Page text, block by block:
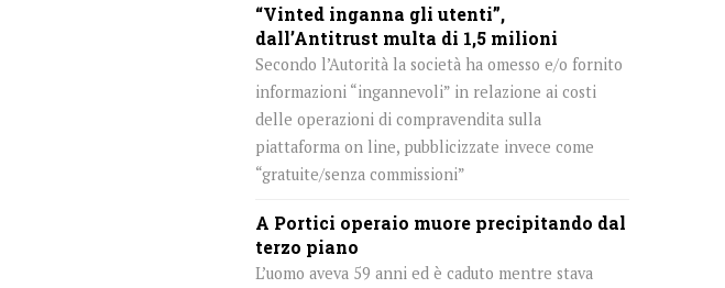
“Vinted inganna gli utenti”,
dall’Antitrust multa di 1,5 milioni
Secondo l’Autorità la società ha omesso e/o fornito
informazioni “ingannevoli” in relazione ai costi
delle operazioni di compravendita sulla
piattaforma on line, pubblicizzate invece come
“gratuite/senza commissioni”
A Portici operaio muore precipitando dal
terzo piano
L’uomo aveva 59 anni ed è caduto mentre stava